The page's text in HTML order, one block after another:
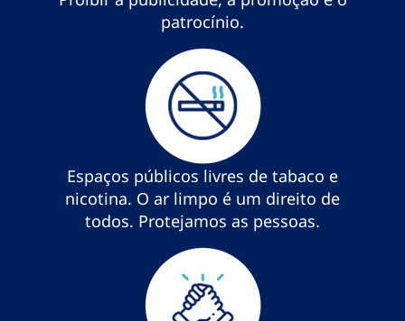
patrocínio.
Espaços públicos livres de tabaco e
nicotina. O ar limpo é um direito de
todos. Protejamos as pessoas.